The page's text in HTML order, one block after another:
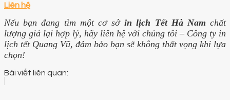
Liên hệ
Nếu bạn đang tìm một cơ sởin lịch Tết Hà Namchất
lượng giá lại hợp lý, hãy liên hệ với chúng tôi – Công ty in
lịch tết Quang Vũ, đảm bảo bạn sẽ không thất vọng khi lựa
chọn!
Bài viết liên quan: